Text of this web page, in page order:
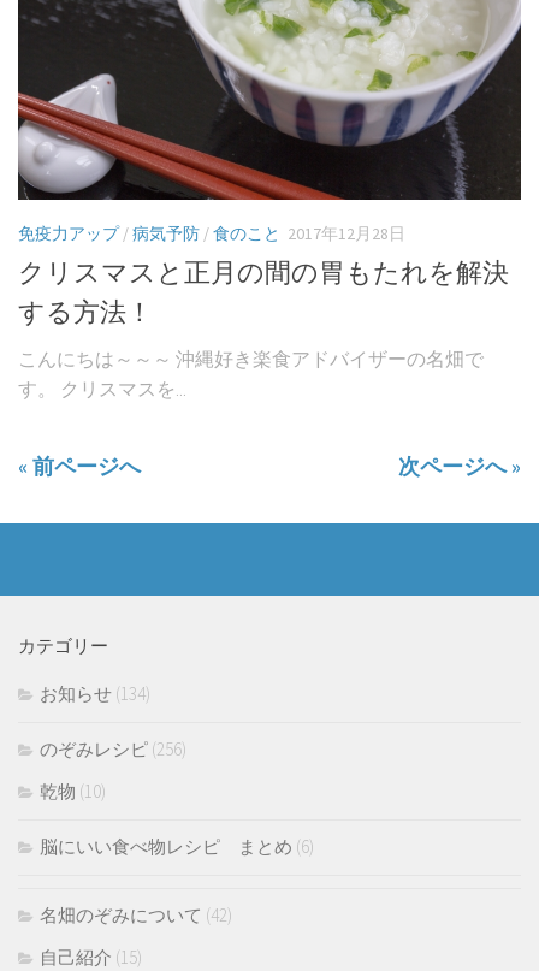
免疫力アップ/病気予防 /食のこと 2017年12月28日
クリスマスと正月の間の胃もたれを解決
する方法！
こんにちは～～～ 沖縄好き楽食アドバイザーの名畑で
す。 クリスマスを...
« 前ページへ 次ページへ »
カテゴリー
お知らせ (134)
のぞみレシピ (256)
乾物 (10)
脳にいい食べ物レシピ まとめ (6)
名畑のぞみについて (42)
自己紹介 (15)